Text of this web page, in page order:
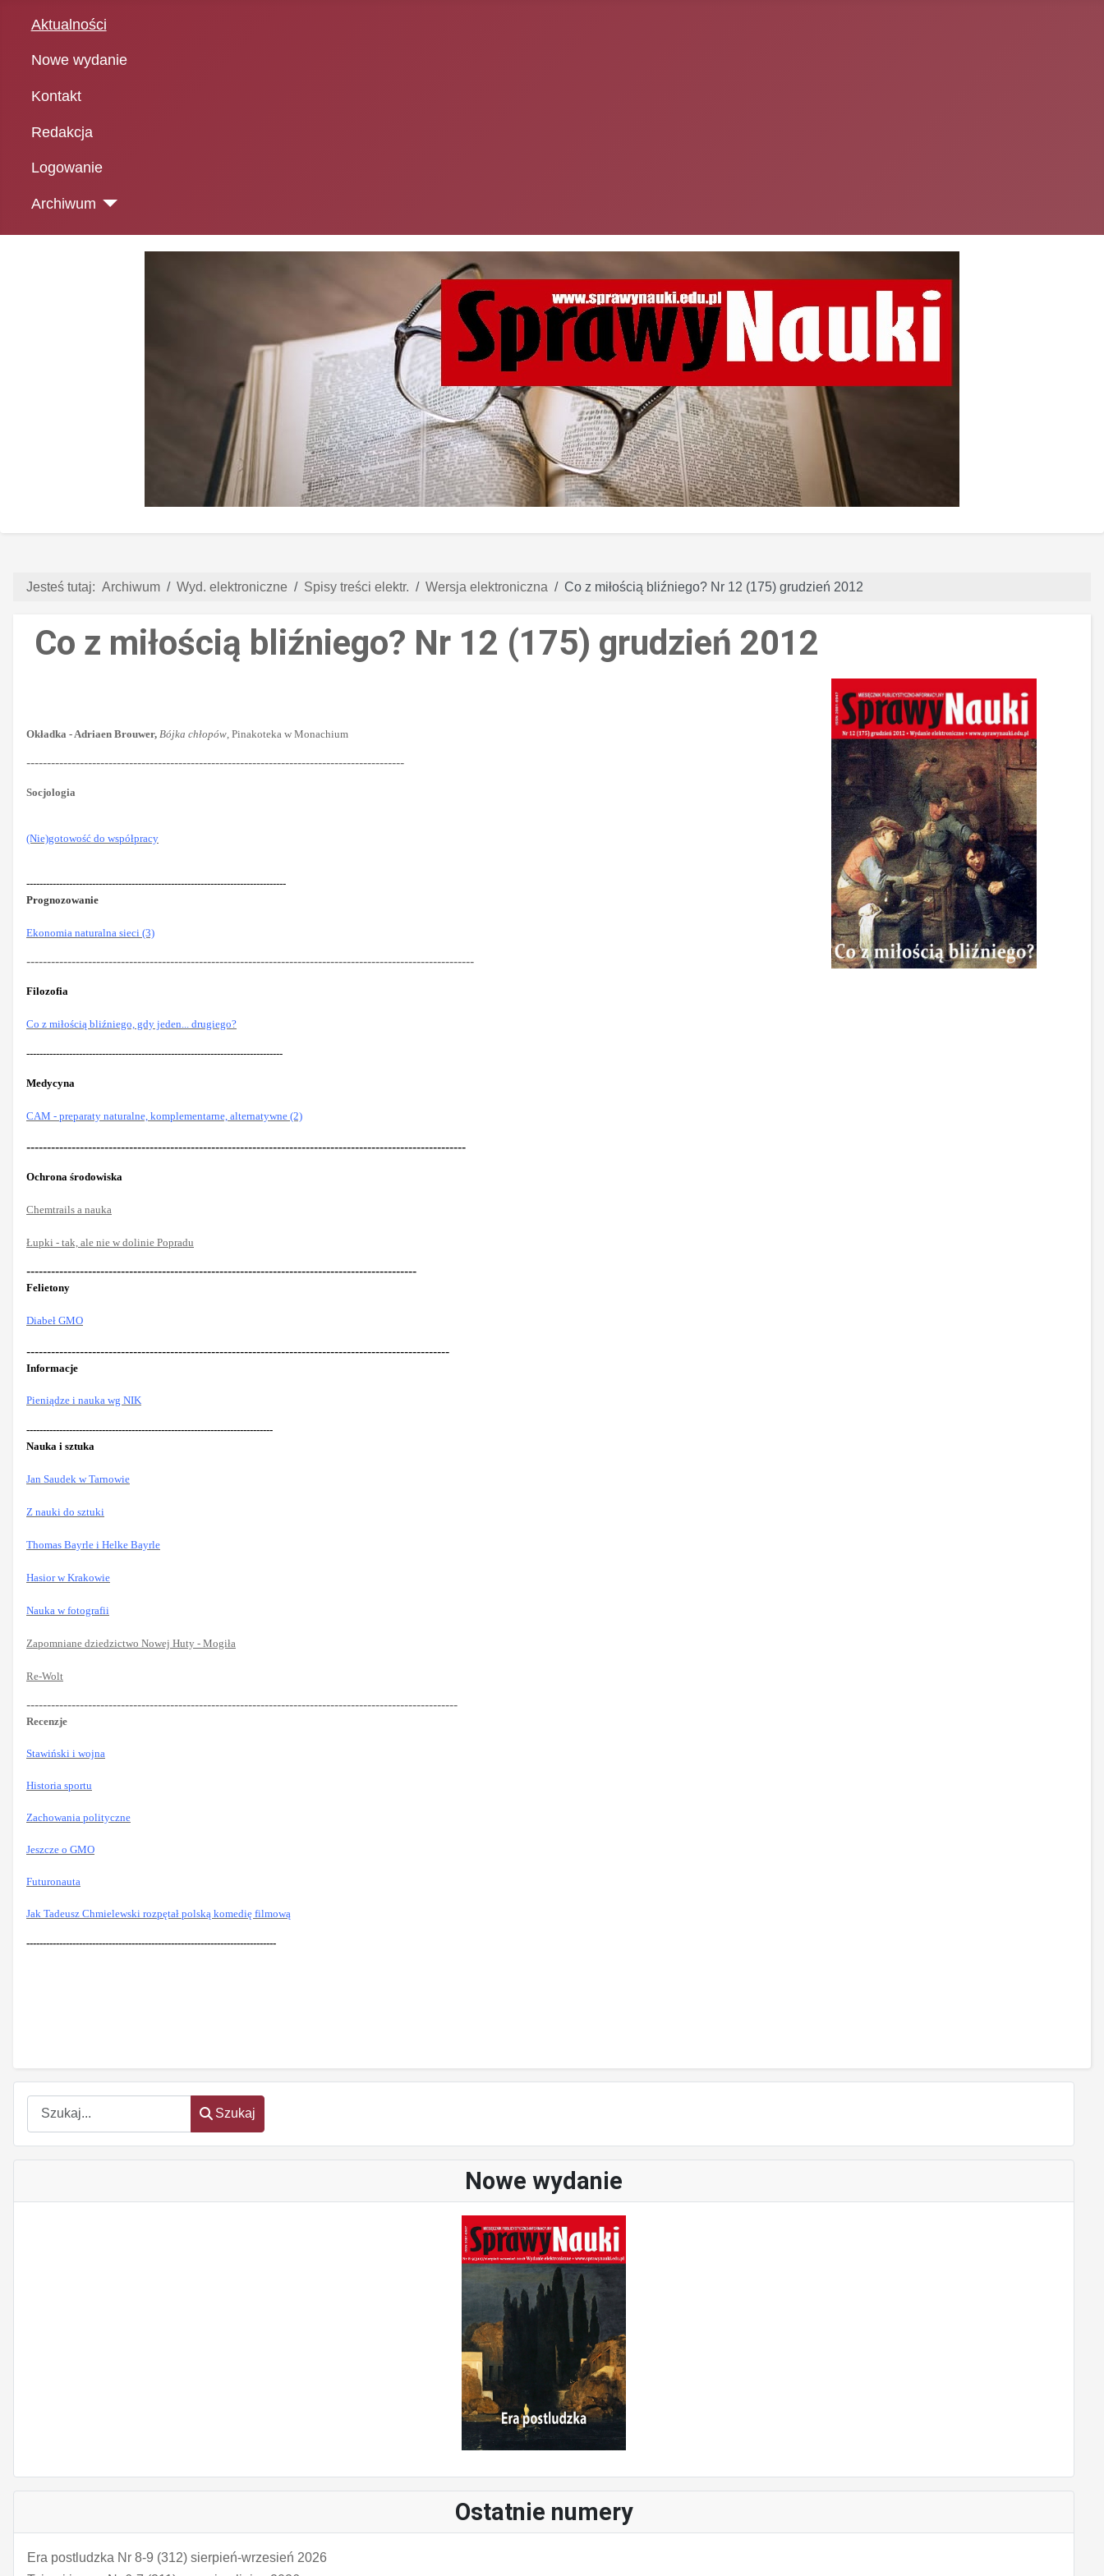
Aktualności
Nowe wydanie
Kontakt
Redakcja
Logowanie
Archiwum
Szukaj
Szukaj
Nowe wydanie
Ostatnie numery
Era postludzka Nr 8-9 (312) sierpień-wrzesień 2026
Jesteś tutaj: Archiwum Wyd. elektroniczne Spisy treści elektr. Wersja elektroniczna Co z miłością bliźniego? Nr 12 (175) grudzień 2012
Co z miłością bliźniego? Nr 12 (175) grudzień 2012
Okładka - Adriaen Brouwer, Bójka chłopów , Pinakoteka w Monachium
--------------------------------------------------------------------------------------------
Socjologia
(Nie)gotowość do współpracy
-------------------------------------------------------------------------------
Prognozowanie
Ekonomia naturalna sieci (3)
-------------------------------------------------------------------------------------------------------------
Filozofia
Co z miłością bliźniego, gdy jeden... drugiego?
------------------------------------------------------------------------------
Medycyna
CAM - preparaty naturalne, komplementarne, alternatywne (2)
-----------------------------------------------------------------------------------------------------------
Ochrona środowiska
Chemtrails a nauka
Łupki - tak, ale nie w dolinie Popradu
-----------------------------------------------------------------------------------------------
Felietony
Diabeł GMO
-------------------------------------------------------------------------------------------------------
Informacje
Pieniądze i nauka wg NIK
---------------------------------------------------------------------------
Nauka i sztuka
Jan Saudek w Tarnowie
Z nauki do sztuki
Thomas Bayrle i Helke Bayrle
Hasior w Krakowie
Nauka w fotografii
Zapomniane dziedzictwo Nowej Huty - Mogiła
Re-Wolt
---------------------------------------------------------------------------------------------------------
Recenzje
Stawiński i wojna
Historia sportu
Zachowania polityczne
Jeszcze o GMO
Futuronauta
Jak Tadeusz Chmielewski rozpętał polską komedię filmową
----------------------------------------------------------------------------